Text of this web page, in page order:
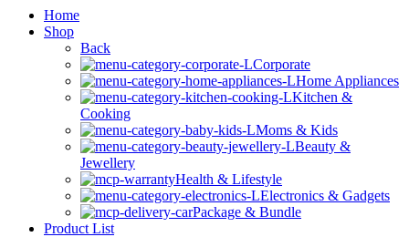
Home
Shop
Back
Corporate
Home Appliances
Kitchen &
Cooking
Moms & Kids
Beauty &
Jewellery
Health & Lifestyle
Electronics & Gadgets
Package & Bundle
Product List